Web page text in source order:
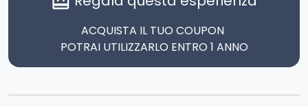
ACQUISTA IL TUO COUPON
POTRAI UTILIZZARLO ENTRO 1 ANNO